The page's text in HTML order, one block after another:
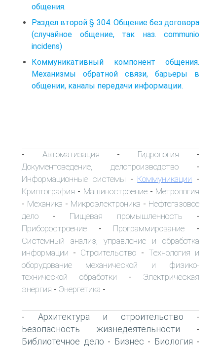
общения.
Раздел второй § 304. Общение без договора
(случайное общение, так наз. communio
incidens)
Коммуникативный компонент общения.
Механизмы обратной связи, барьеры в
общении, каналы передачи информации.
- Автоматизация - Гидрология -
Документоведение, делопроизводство-
Информационные системы - Коммуникации -
Криптография - Машиностроение- Метрология
- Механика - Микроэлектроника - Нефтегазовое
дело - Пищевая промышленность -
Приборостроение - Программирование -
Системный анализ, управление и обработка
информации - Строительство - Технология и
оборудование механической и физико-
технической обработки - Электрическая
энергия - Энергетика -
- Архитектура и строительство -
Безопасность жизнедеятельности -
Библиотечное дело - Бизнес - Биология -